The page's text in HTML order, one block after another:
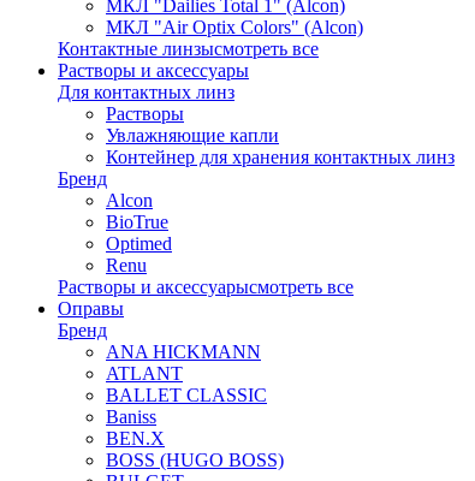
МКЛ "Dailies Total 1" (Alcon)
МКЛ "Air Optix Colors" (Alcon)
Контактные линзысмотреть все
Растворы и аксессуары
Для контактных линз
Растворы
Увлажняющие капли
Контейнер для хранения контактных линз
Бренд
Alcon
BioTrue
Optimed
Renu
Растворы и аксессуарысмотреть все
Оправы
Бренд
ANA HICKMANN
ATLANT
BALLET CLASSIC
Baniss
BEN.X
BOSS (HUGO BOSS)